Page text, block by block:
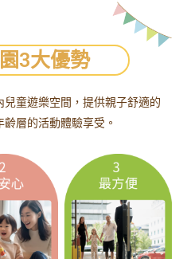
3大優勢
童遊樂空間，提供親子舒適的
層的活動體驗享受。